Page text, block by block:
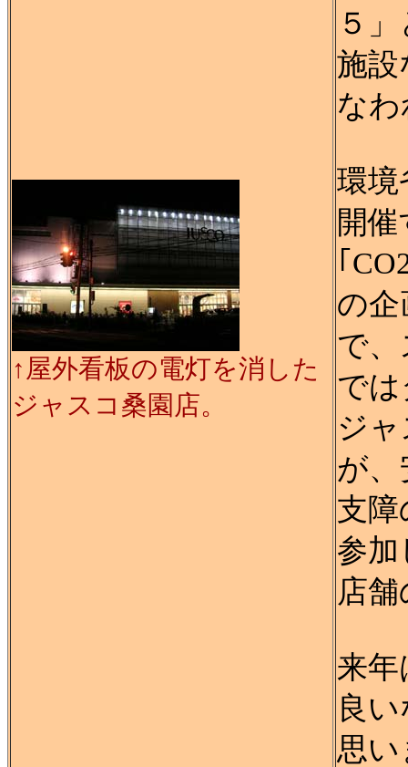
↑屋外看板の電灯を消した
ジャスコ桑園店。
５
施設
な
環境
開
｢
の
で、
で
ジ
が、
支
参加
店
来
良
思い